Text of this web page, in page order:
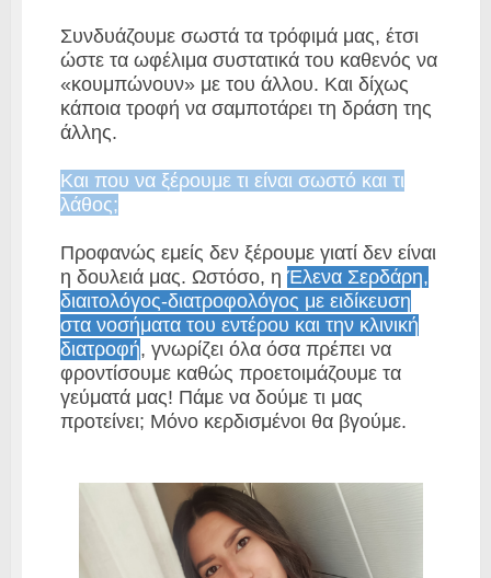
Συνδυάζουμε σωστά τα τρόφιμά μας, έτσι
ώστε τα ωφέλιμα συστατικά του καθενός να
«κουμπώνουν» με του άλλου. Και δίχως
κάποια τροφή να σαμποτάρει τη δράση της
άλλης.
Και που να ξέρουμε τι είναι σωστό και τι
λάθος;
Προφανώς εμείς δεν ξέρουμε γιατί δεν είναι
η δουλειά μας. Ωστόσο, η Έλενα Σερδάρη,
διαιτολόγος-διατροφολόγος με ειδίκευση
στα νοσήματα του εντέρου και την κλινική
διατροφή, γνωρίζει όλα όσα πρέπει να
φροντίσουμε καθώς προετοιμάζουμε τα
γεύματά μας! Πάμε να δούμε τι μας
προτείνει; Μόνο κερδισμένοι θα βγούμε.